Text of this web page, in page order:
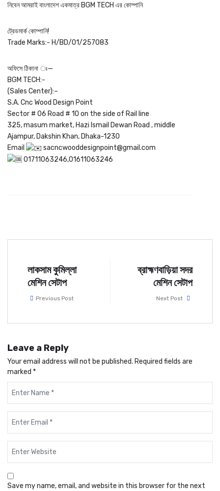
নিবেন আমরাই বাংলাদেশ একমাত্র BGM TECH এর কোম্পানি
ট্রেডমার্ক কোম্পানি!
Trade Marks:- H/BD/01/257083
অফিসে ঠিকানা ঃ—
BGM TECH:-
(Sales Center):–
S.A. Cnc Wood Design Point
Sector # 06 Road # 10 on the side of Rail line
325, masum market, Hazi Ismail Dewan Road , middle
Ajampur, Dakshin Khan, Dhaka-1230
Email
sacncwooddesignpoint@gmail.com
01711063246,01611063246
লাকসাম কুমিল্লা
মেশিন সেটাপ
Previous Post
ব্রাহ্মণবাড়িয়া সদর
মেশিন সেটাপ
Next Post
Leave a Reply
Your email address will not be published. Required fields are
marked *
Save my name, email, and website in this browser for the next